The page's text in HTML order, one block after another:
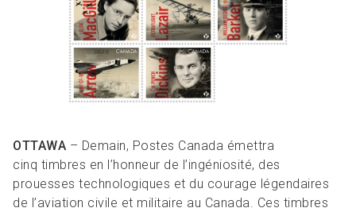
OTTAWA – Demain, Postes Canada émettra
cinq timbres en l’honneur de l’ingéniosité, des
prouesses technologiques et du courage légendaires
de l’aviation civile et militaire au Canada. Ces timbres